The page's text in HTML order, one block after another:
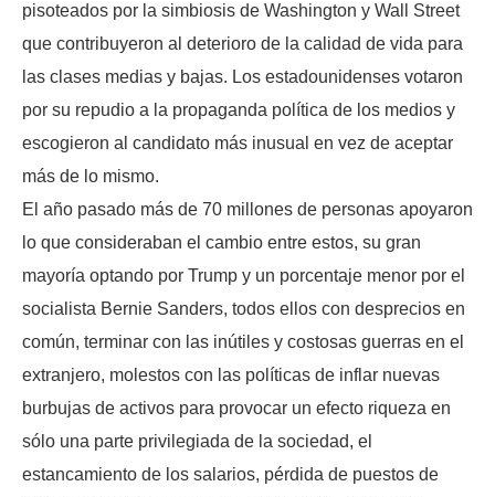
pisoteados por la simbiosis de Washington y Wall Street
que contribuyeron al deterioro de la calidad de vida para
las clases medias y bajas. Los estadounidenses votaron
por su repudio a la propaganda política de los medios y
escogieron al candidato más inusual en vez de aceptar
más de lo mismo.
El año pasado más de 70 millones de personas apoyaron
lo que consideraban el cambio entre estos, su gran
mayoría optando por Trump y un porcentaje menor por el
socialista Bernie Sanders, todos ellos con desprecios en
común, terminar con las inútiles y costosas guerras en el
extranjero, molestos con las políticas de inflar nuevas
burbujas de activos para provocar un efecto riqueza en
sólo una parte privilegiada de la sociedad, el
estancamiento de los salarios, pérdida de puestos de